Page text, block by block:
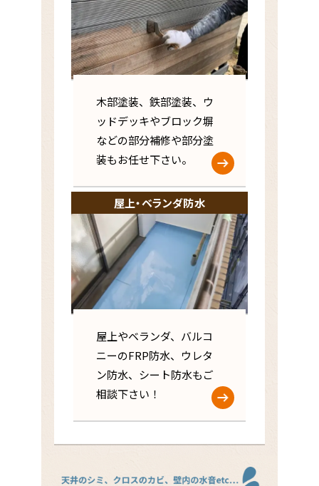
木部塗装、鉄部塗装、ウ
ッドデッキやブロック塀
などの部分補修や部分塗
装もお任せ下さい。
屋上・ベランダ防水
屋上やベランダ、バルコ
ニーのFRP防水、ウレタ
ン防水、シート防水もご
相談下さい！